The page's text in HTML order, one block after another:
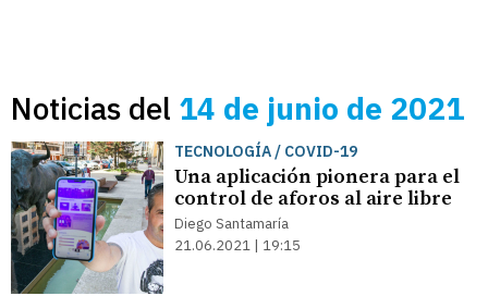
Noticias del 14 de junio de 2021
TECNOLOGÍA / COVID-19
Una aplicación pionera para el
control de aforos al aire libre
Diego Santamaría
21.06.2021 | 19:15